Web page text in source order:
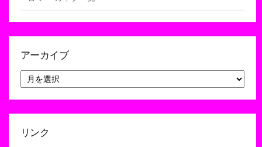
アーカイブ
ー
カ
リンク